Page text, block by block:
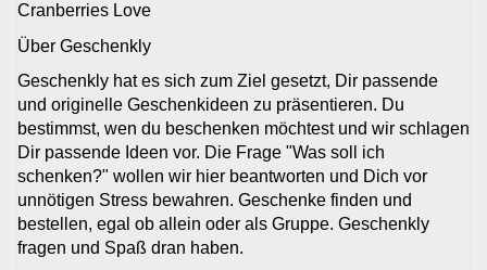
Cranberries Love
Über Geschenkly
Geschenkly hat es sich zum Ziel gesetzt, Dir passende
und originelle Geschenkideen zu präsentieren. Du
bestimmst, wen du beschenken möchtest und wir schlagen
Dir passende Ideen vor. Die Frage "Was soll ich
schenken?" wollen wir hier beantworten und Dich vor
unnötigen Stress bewahren. Geschenke finden und
bestellen, egal ob allein oder als Gruppe. Geschenkly
fragen und Spaß dran haben.